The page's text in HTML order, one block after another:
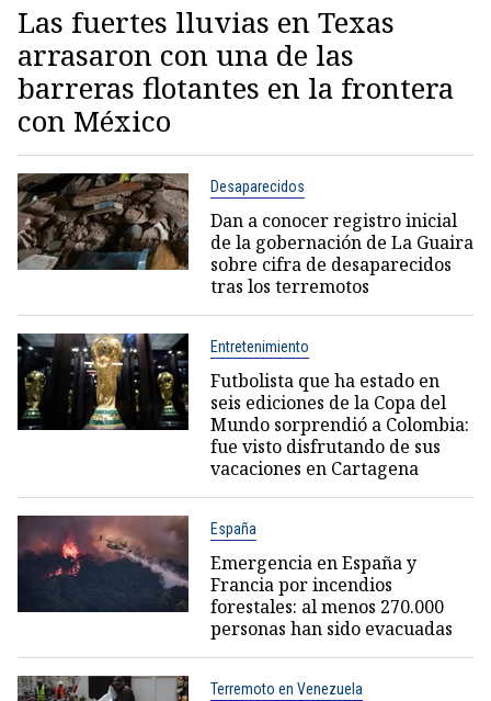
Las fuertes lluvias en Texas
arrasaron con una de las
barreras flotantes en la frontera
con México
Desaparecidos
Dan a conocer registro inicial
de la gobernación de La Guaira
sobre cifra de desaparecidos
tras los terremotos
Entretenimiento
Futbolista que ha estado en
seis ediciones de la Copa del
Mundo sorprendió a Colombia:
fue visto disfrutando de sus
vacaciones en Cartagena
España
Emergencia en España y
Francia por incendios
forestales: al menos 270.000
personas han sido evacuadas
Terremoto en Venezuela